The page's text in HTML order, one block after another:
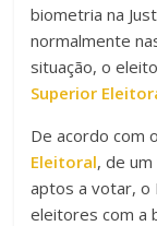
biometria na
normalmente
situação, o
Superior
De acordo com o
Eleitoral, de
aptos a votar, o
eleitores com a